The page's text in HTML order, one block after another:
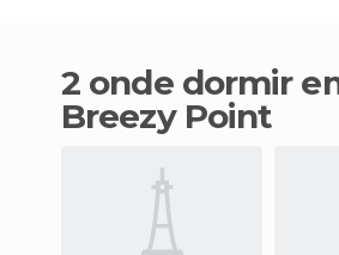
2 onde dormir em
Breezy Point